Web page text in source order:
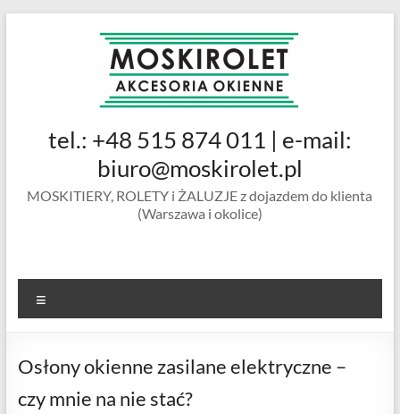
MOSKIROLET
siatki na
okienne |
ramkowe i
drzwiowe
tel.: +48 515 874 011 | e-mail:
biuro@moskirolet.pl
MOSKITIERY, ROLETY i ŻALUZJE z dojazdem do klienta
(Warszawa i okolice)
Osłony okienne zasilane elektryczne –
czy mnie na nie stać?